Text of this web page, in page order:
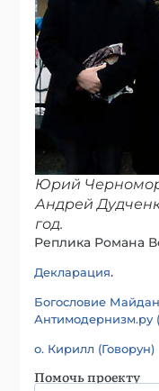
Юрий
Андрей
год.
Реплика Романа
Декларация.
Богословие
Антимодернизм.ру
о. Кирилл (Говорун)
Помочь проекту